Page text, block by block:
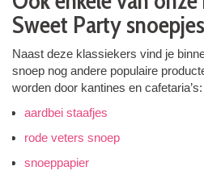
Sweet Party snoepjes
Naast deze klassiekers vind je
snoep nog andere populaire
worden door kantines en cafetaria’s:
aardbei staafjes
rode veters snoep
snoeppapier